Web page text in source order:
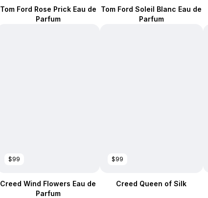
Tom Ford Rose Prick Eau de
Parfum
Tom Ford Soleil Blanc Eau de
Parfum
$99
Creed Wind Flowers Eau de
Parfum
$99
Creed Queen of Silk